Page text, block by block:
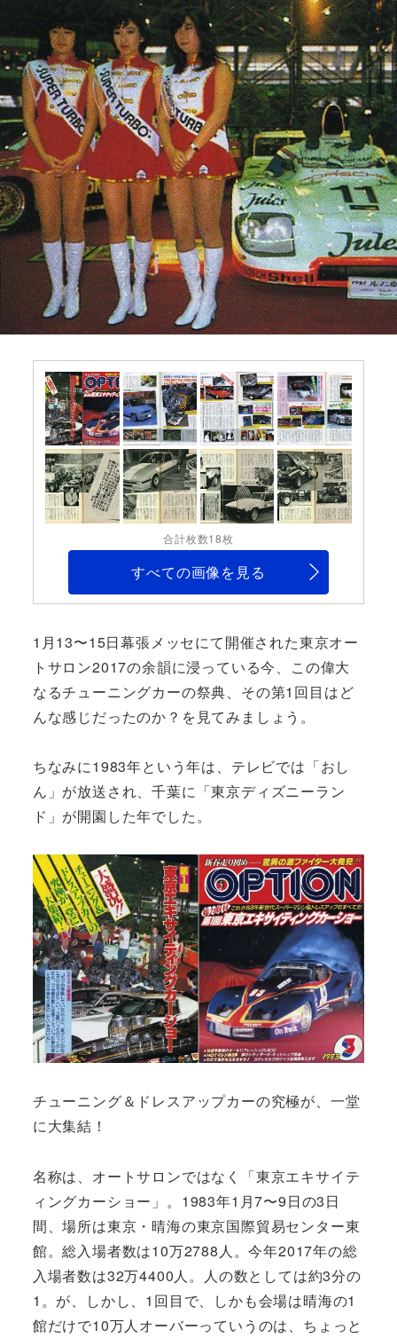
合計枚数18枚
すべての画像を見る
1月13〜15日幕張メッセにて開催された東京オー
トサロン2017の余韻に浸っている今、この偉大
なるチューニングカーの祭典、その第1回目はど
んな感じだったのか？を見てみましょう。
ちなみに1983年という年は、テレビでは「おし
ん」が放送され、千葉に「東京ディズニーラン
ド」が開園した年でした。
チューニング＆ドレスアップカーの究極が、一堂
に大集結！
名称は、オートサロンではなく「東京エキサイテ
ィングカーショー」。1983年1月7〜9日の3日
間、場所は東京・晴海の東京国際貿易センター東
館。総入場者数は10万2788人。今年2017年の総
入場者数は32万4400人。人の数としては約3分の
1。が、しかし、1回目で、しかも会場は晴海の1
館だけで10万人オーバーっていうのは、ちょっと